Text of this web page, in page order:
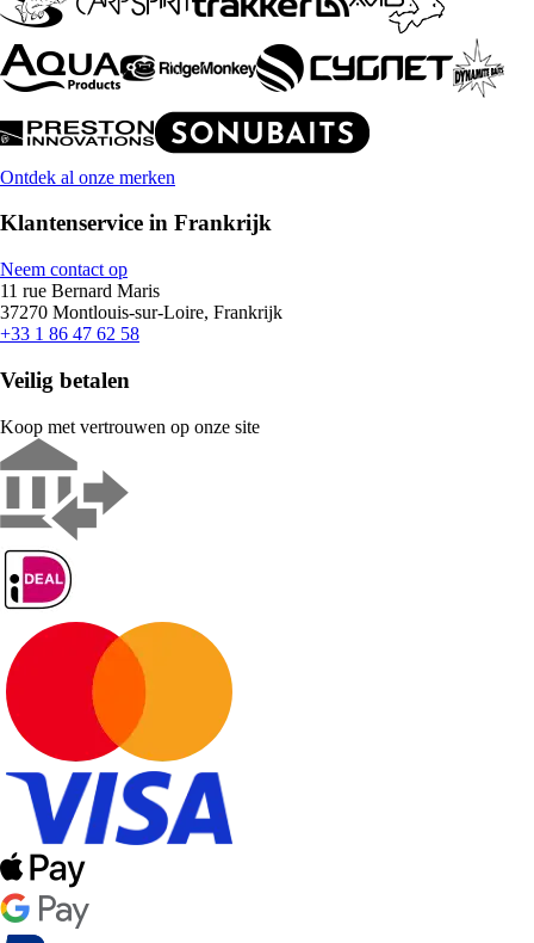
Ontdek al onze merken
Klantenservice in Frankrijk
Neem contact op
11 rue Bernard Maris
37270 Montlouis-sur-Loire, Frankrijk
+33 1 86 47 62 58
Veilig betalen
Koop met vertrouwen op onze site